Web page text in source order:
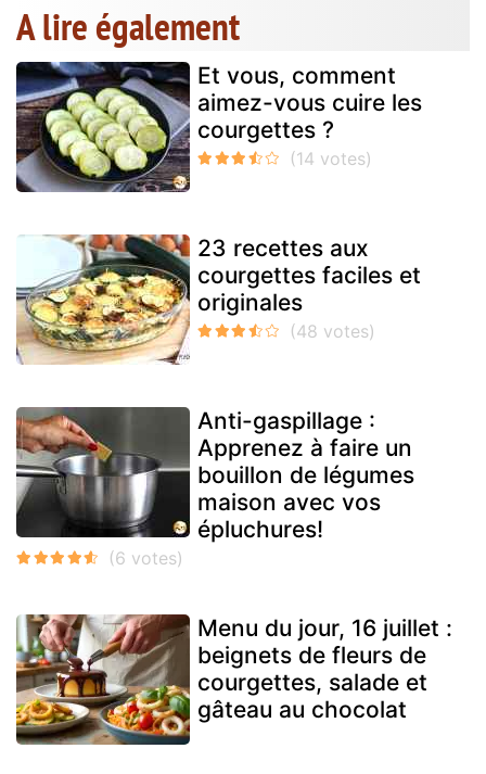
A lire également
Et vous, comment
aimez-vous cuire les
courgettes ?
23 recettes aux
courgettes faciles et
originales
Anti-gaspillage :
Apprenez à faire un
bouillon de légumes
maison avec vos
épluchures!
Menu du jour, 16 juillet :
beignets de fleurs de
courgettes, salade et
gâteau au chocolat